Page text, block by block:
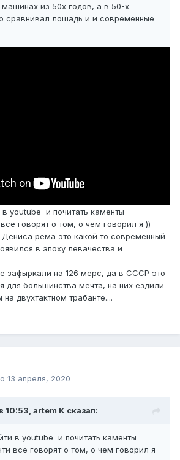
из 50х годов, а в 50-х
сравнивал лошадь и и современные
youtube и почитать каменты
говорят о том, о чем говорил я ))
Дениса рема это какой то современный
в эпоху левачества и
зафыркали на 126 мерс, да в СССР это
для большинства мечта, на них ездили
двухтактном трабанте....
13 апреля, 2020
10:53, artem K сказал:
в youtube и почитать каменты
все говорят о том, о чем говорил я